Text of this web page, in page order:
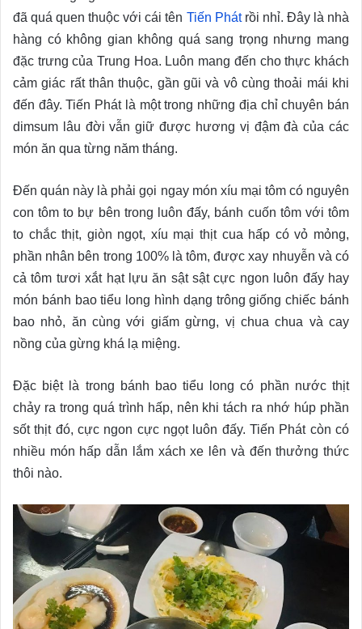
đã quá quen thuộc với cái tên Tiến Phátrồi nhỉ. Đây là nhà
hàng có không gian không quá sang trọng nhưng mang
đặc trưng của Trung Hoa. Luôn mang đến cho thực khách
cảm giác rất thân thuộc, gần gũi và vô cùng thoải mái khi
đến đây. Tiến Phát là một trong những địa chỉ chuyên bán
dimsum lâu đời vẫn giữ được hương vị đậm đà của các
món ăn qua từng năm tháng.
Đến quán này là phải gọi ngay món xíu mại tôm có nguyên
con tôm to bự bên trong luôn đấy, bánh cuốn tôm với tôm
to chắc thịt, giòn ngọt, xíu mại thịt cua hấp có vỏ mỏng,
phần nhân bên trong 100% là tôm, được xay nhuyễn và có
cả tôm tươi xắt hạt lựu ăn sật sật cực ngon luôn đấy hay
món bánh bao tiểu long hình dạng trông giống chiếc bánh
bao nhỏ, ăn cùng với giấm gừng, vị chua chua và cay
nồng của gừng khá lạ miệng.
Đặc biệt là trong bánh bao tiểu long có phần nước thịt
chảy ra trong quá trình hấp, nên khi tách ra nhớ húp phần
sốt thịt đó, cực ngon cực ngọt luôn đấy. Tiến Phát còn có
nhiều món hấp dẫn lắm xách xe lên và đến thưởng thức
thôi nào.